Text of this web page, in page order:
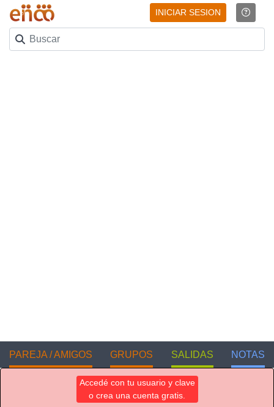
INICIAR SESION
PAREJA / AMIGOS GRUPOS SALIDAS NOTAS
Accedé con tu usuario y clave
o crea una cuenta gratis.